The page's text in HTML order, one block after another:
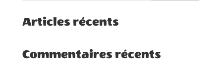
Articles récents
Commentaires récents